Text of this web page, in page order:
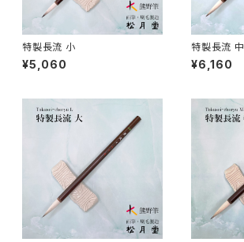
俳画筆 / HAIGA (haiku picture)
線描筆 / SENBYO (line,outline)
付立筆 / TSUKETATEFUDE
如水 / NYOSUI (line,color)
日本画用唐刷毛
染色（友禅・紅型・ろうけつ他） - dyeing
暮らし・雑貨 - knickknack
料理 - cooking
版画 -prints
特製長流 小
¥5,060
特製長流 中
¥6,160